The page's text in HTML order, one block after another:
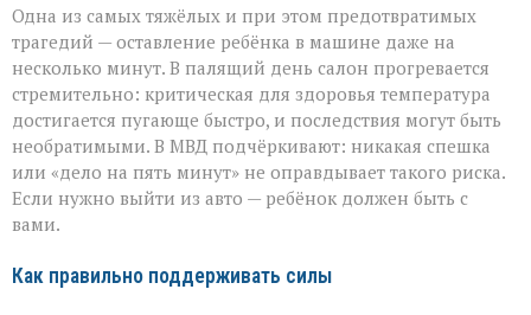
Одна из самых тяжёлых и при этом предотвратимых
трагедий — оставление ребёнка в машине даже на
несколько минут. В палящий день салон прогревается
стремительно: критическая для здоровья температура
достигается пугающе быстро, и последствия могут быть
необратимыми. В МВД подчёркивают: никакая спешка
или «дело на пять минут» не оправдывает такого риска.
Если нужно выйти из авто — ребёнок должен быть с
вами.
Как правильно поддерживать силы